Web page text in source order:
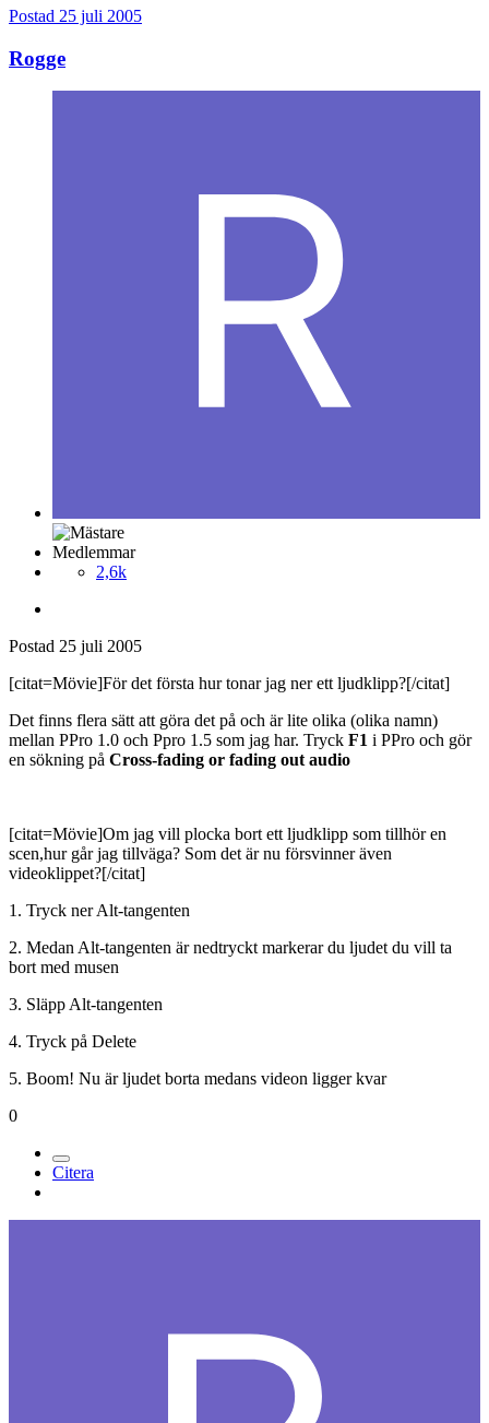
Postad 25 juli 2005
Rogge
Medlemmar
2,6k
Postad 25 juli 2005
[citat=Mövie]För det första hur tonar jag ner ett ljudklipp?[/citat]
Det finns flera sätt att göra det på och är lite olika (olika namn)
mellan PPro 1.0 och Ppro 1.5 som jag har. Tryck F1 i PPro och gör
en sökning på Cross-fading or fading out audio
[citat=Mövie]Om jag vill plocka bort ett ljudklipp som tillhör en
scen,hur går jag tillväga? Som det är nu försvinner även
videoklippet?[/citat]
1. Tryck ner Alt-tangenten
2. Medan Alt-tangenten är nedtryckt markerar du ljudet du vill ta
bort med musen
3. Släpp Alt-tangenten
4. Tryck på Delete
5. Boom! Nu är ljudet borta medans videon ligger kvar
0
Citera